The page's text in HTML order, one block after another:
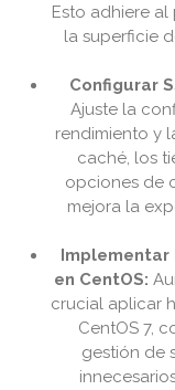
Esto adhiere
la superficie
Configurar
Ajuste la
rendimiento y
caché, los
opciones de
mejora la
Implementar
en CentOS:
crucial aplicar
CentOS 7,
gestión de